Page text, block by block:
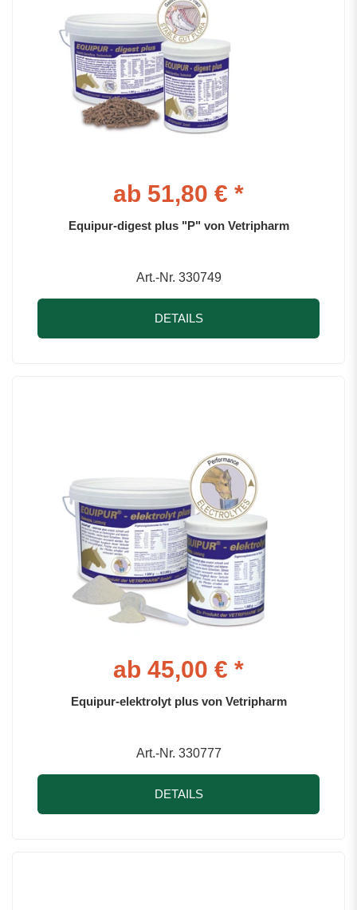
ab 51,80 € *
Equipur-digest plus "P" von Vetripharm
Art.-Nr. 330749
DETAILS
ab 45,00 € *
Equipur-elektrolyt plus von Vetripharm
Art.-Nr. 330777
DETAILS